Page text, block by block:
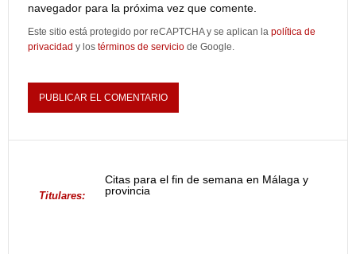
navegador para la próxima vez que comente.
Este sitio está protegido por reCAPTCHA y se aplican la política de
privacidad y los términos de servicio de Google.
Titulares:
Citas para el fin de semana en Málaga y
provincia